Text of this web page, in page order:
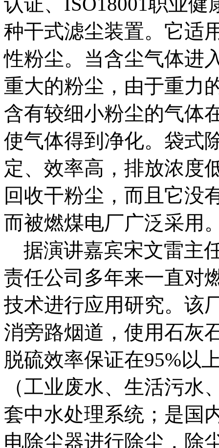
种干式滤尘装置。它适
性粉尘。当含尘气体进
重大的粉尘，由于重力
含有较细小粉尘的气体
使气体得到净化。袋式
定、效率高，排放浓度
回收干粉尘，而且它没
而被燃煤电厂广泛采用
据演讲嘉宾宋文雷主
责任公司多年来一直对
技术进行应用研究。该
消旁路烟道，使用石灰
脱硫效率保证在95%以
（工业废水、生活污
套中水处理系统；是国
电除尘器进行除尘，除